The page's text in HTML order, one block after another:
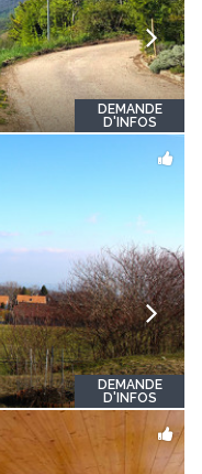
DEMANDE
D'INFOS
DEMANDE
D'INFOS